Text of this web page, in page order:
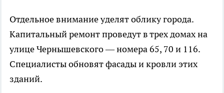
Отдельное внимание уделят облику города.
Капитальный ремонт проведут в трех домах на
улице Чернышевского — номера 65, 70 и 116.
Специалисты обновят фасады и кровли этих
зданий.